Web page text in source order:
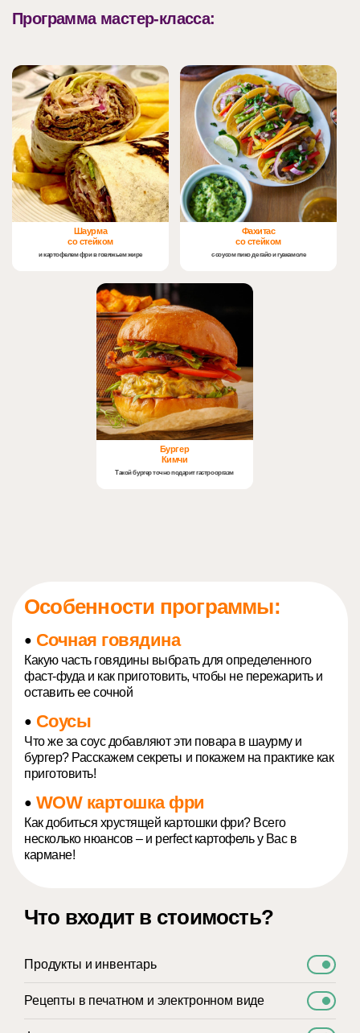
Программа мастер-класса:
Шаурма
со стейком
и картофелем фри в говяжьем жире
Фахитас
со стейком
с соусом пико де гайо и гуакамоле
Бургер
Кимчи
Такой бургер точно подарит гастрооргазм
Особенности программы:
● Сочная говядина
Какую часть говядины выбрать для определенного
фаст-фуда и как приготовить, чтобы не пережарить и
оставить ее сочной
● Соусы
Что же за соус добавляют эти повара в шаурму и
бургер? Расскажем секреты и покажем на практике как
приготовить!
● WOW картошка фри
Как добиться хрустящей картошки фри? Всего
несколько нюансов – и perfect картофель у Вас в
кармане!
Что входит в стоимость?
Продукты и инвентарь
Рецепты в печатном и электронном виде